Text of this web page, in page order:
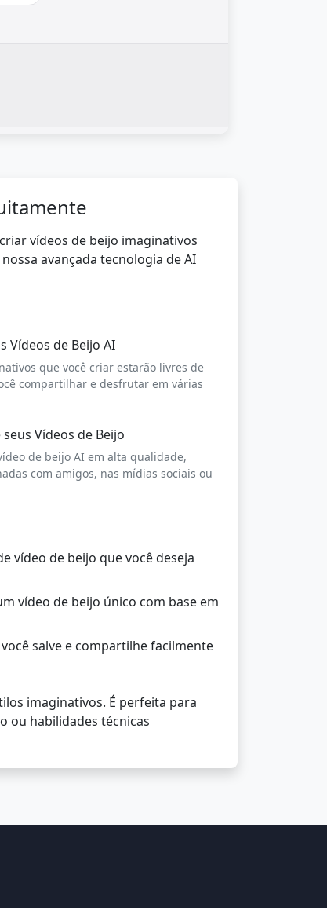
vídeos de beijo imaginativos
avançada tecnologia de AI
Vídeos de Beijo AI
que você criar estarão livres de
compartilhar e desfrutar em várias
Vídeos de Beijo
de beijo AI em alta qualidade,
com amigos, nas mídias sociais ou
vídeo de beijo que você deseja
vídeo de beijo único com base em
salve e compartilhe facilmente
imaginativos. É perfeita para
ou habilidades técnicas